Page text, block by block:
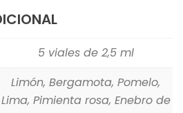
5 viales de 2,5 ml
Limón, Bergamota, Pomelo,
Lima, Pimienta rosa, Enebro de